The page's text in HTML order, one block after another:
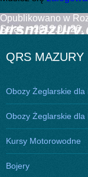
Nawigacja
wpisu
Opublikowano w
Szlak – 2019.01.26.
QRS MAZURY
Obozy Żeglarskie dla
Obozy Żeglarskie dla
Kursy Motorowodne
Bojery